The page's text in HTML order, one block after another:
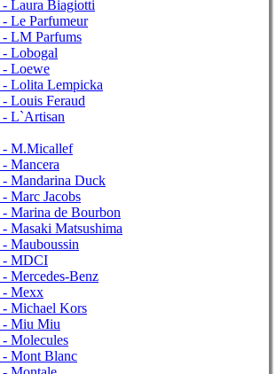
- Laura Biagiotti
- Le Parfumeur
- LM Parfums
- Lobogal
- Loewe
- Lolita Lempicka
- Louis Feraud
- L`Artisan
- M.Micallef
- Mancera
- Mandarina Duck
- Marc Jacobs
- Marina de Bourbon
- Masaki Matsushima
- Mauboussin
- MDCI
- Mercedes-Benz
- Mexx
- Michael Kors
- Miu Miu
- Molecules
- Mont Blanc